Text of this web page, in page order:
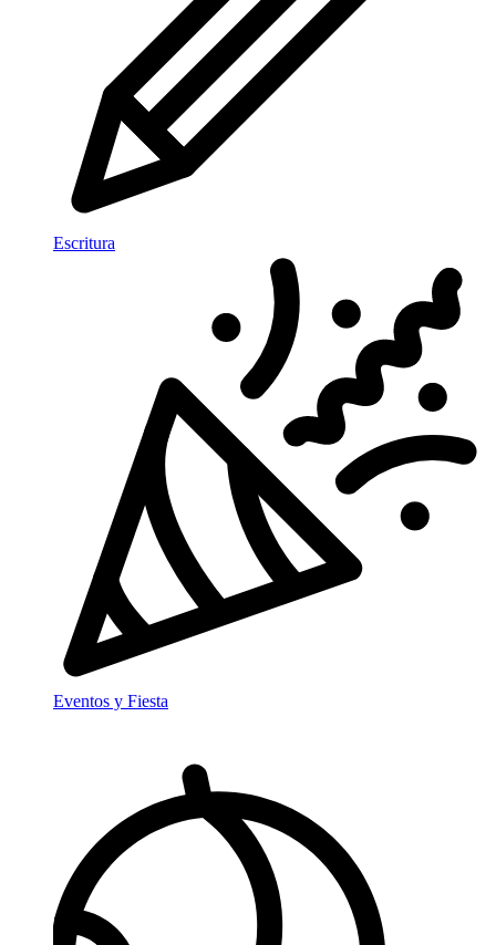
Escritura
Eventos y Fiesta